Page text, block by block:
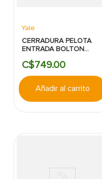
Yale
CERRADURA PELOTA
ENTRADA BOLTON
C$749.00
Añadir al carrito